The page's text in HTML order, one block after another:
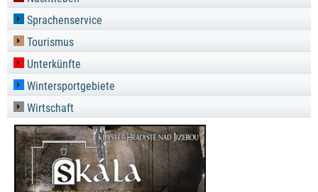
Sprachenservice
Tourismus
Unterkünfte
Wintersportgebiete
Wirtschaft